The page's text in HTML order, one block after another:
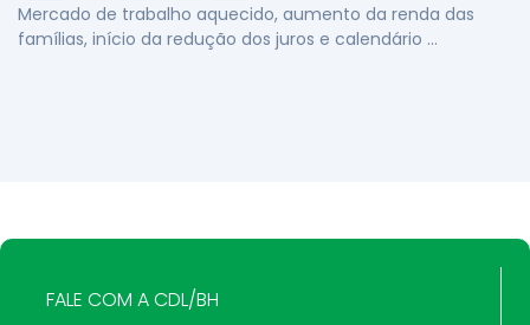
Mercado de trabalho aquecido, aumento da renda das
famílias, início da redução dos juros e calendário …
FALE COM A CDL/BH